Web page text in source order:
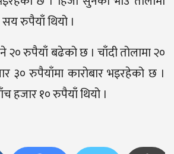
रुपैयाँ थियो ।
रुपैयाँ बढेको छ । चाँदी तोलामा २०
३० रुपैयाँमा कारोबार भइरहेको छ ।
हजार १० रुपैयाँ थियो ।